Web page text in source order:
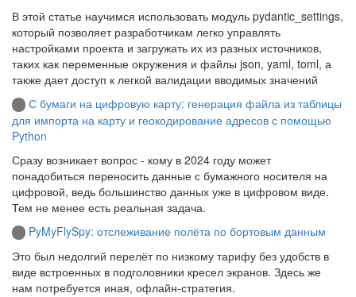
В этой статье научимся использовать модуль pydantic_settings,
который позволяет разработчикам легко управлять
настройками проекта и загружать их из разных источников,
таких как переменные окружения и файлы json, yaml, toml, а
также дает доступ к легкой валидации вводимых значений
С бумаги на цифровую карту: генерация файла из таблицы
для импорта на карту и геокодирование адресов с помощью
Python
Сразу возникает вопрос - кому в 2024 году может
понадобиться переносить данные с бумажного носителя на
цифровой, ведь большинство данных уже в цифровом виде.
Тем не менее есть реальная задача.
PyMyFlySpy: отслеживание полёта по бортовым данным
Это был недолгий перелёт по низкому тарифу без удобств в
виде встроенных в подголовники кресел экранов. Здесь же
нам потребуется иная, офлайн-стратегия.